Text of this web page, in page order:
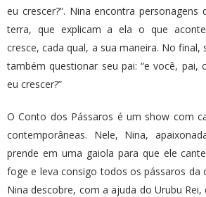
eu crescer?”. Nina encontra
terra, que explicam a ela o que
cresce, cada qual, a sua maneira. No final,
também questionar seu pai: “e você, pai,
eu crescer?”
O Conto dos Pássaros é um show com
contemporâneas. Nele, Nina,
prende em uma gaiola para que ele
foge e leva consigo todos os pássaros da
Nina descobre, com a ajuda do Urubu